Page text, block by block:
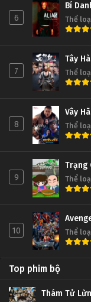
6
Bí
Thể
7
Tây
Thể
8
Vây
Thể
9
Trạng
Thể
10 Thể
Top phim bộ
Thám Tử